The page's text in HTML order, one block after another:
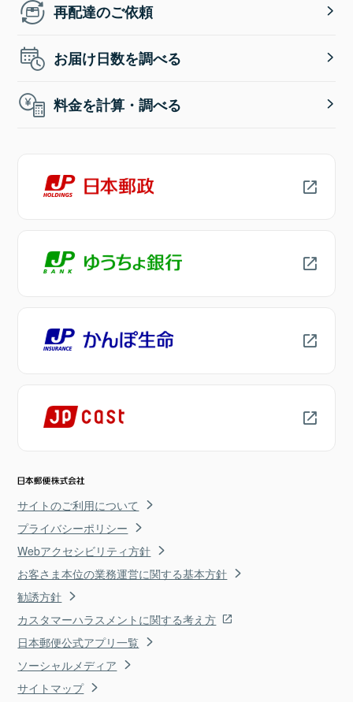
再配達のご依頼
お届け日数を調べる
料金を計算・調べる
サイトのご利用について
プライバシーポリシー
Webアクセシビリティ方針
お客さま本位の業務運営に関する基本方針
勧誘方針
カスタマーハラスメントに関する考え方
日本郵便公式アプリ一覧
ソーシャルメディア
サイトマップ